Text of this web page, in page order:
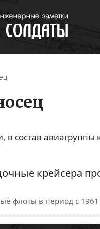
состав авиагруппы
крейсера
флоты в период с 1961